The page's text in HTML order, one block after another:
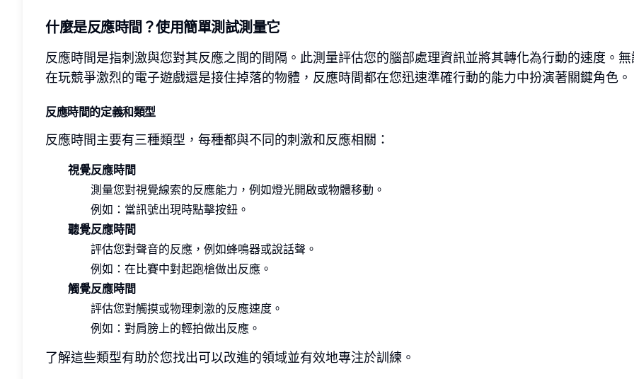
什麼是反應時間？使用簡單測試測量它
反應時間是指刺激與您對其反應之間的間隔。此測量評估您的腦部處理資訊並將其轉化為行動的速度。
在玩競爭激烈的電子遊戲還是接住掉落的物體，反應時間都在您迅速準確行動的能力中扮演著關鍵角色。
反應時間的定義和類型
反應時間主要有三種類型，每種都與不同的刺激和反應相關：
視覺反應時間
測量您對視覺線索的反應能力，例如燈光開啟或物體移動。
例如：當訊號出現時點擊按鈕。
聽覺反應時間
評估您對聲音的反應，例如蜂鳴器或說話聲。
例如：在比賽中對起跑槍做出反應。
觸覺反應時間
評估您對觸摸或物理刺激的反應速度。
例如：對肩膀上的輕拍做出反應。
了解這些類型有助於您找出可以改進的領域並有效地專注於訓練。